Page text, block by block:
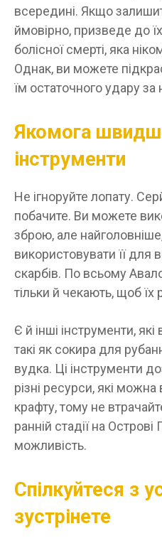
всередині. Якщо
ймовірно, призведе до
болісної смерті, яка
Однак, ви можете
їм остаточного удару
Якомога
інструменти
Не ігноруйте лопату.
побачите. Ви можете
зброю, але
використовувати її для
скарбів. По всьому
тільки й чекають, щоб їх
Є й інші інструменти,
такі як сокира для
вудка. Ці інструменти
різні ресурси, які
крафту, тому не
ранній стадії на
можливість.
Спілкуйтеся з
зустрінете